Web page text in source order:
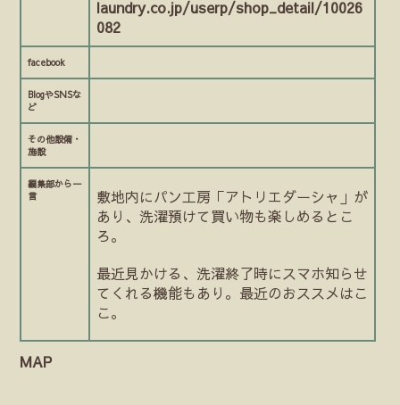
laundry.co.jp/userp/shop_detail/10026
082
facebook
BlogやSNSな
ど
その他設備・
施設
編集部から一
言
敷地内にパン工房「アトリエダーシャ」が
あり、洗濯預けて買い物も楽しめるとこ
ろ。
最近見かける、洗濯終了時にスマホ知らせ
てくれる機能もあり。最近のおススメはこ
こ。
MAP